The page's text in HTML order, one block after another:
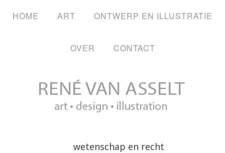
HOME ART ONTWERP EN ILLUSTRATIE
OVER CONTACT
wetenschap en recht